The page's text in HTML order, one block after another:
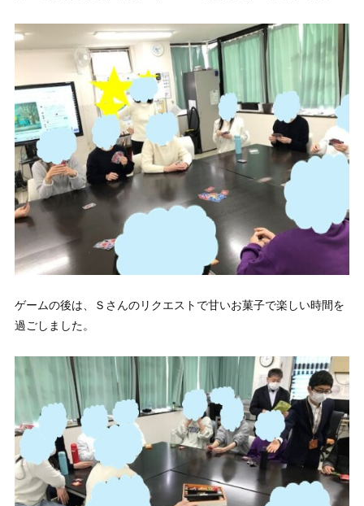
ゲームの後は、Ｓさんのリクエストで甘いお菓子で楽しい時間を
過ごしました。